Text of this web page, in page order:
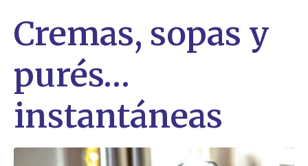
Cremas, sopas y
purés…
instantáneas